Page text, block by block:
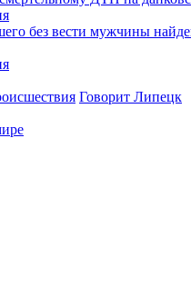
без вести мужчины
Говорит Липецк